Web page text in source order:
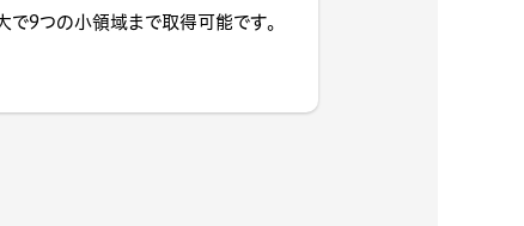
で9つの小領域まで取得可能です。